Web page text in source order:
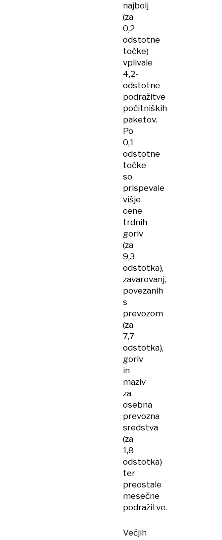
najbolj
(za
0,2
odstotne
točke)
vplivale
4,2-
odstotne
podražitve
počitniških
paketov.
Po
0,1
odstotne
točke
so
prispevale
višje
cene
trdnih
goriv
(za
9,3
odstotka),
zavarovanj,
povezanih
s
prevozom
(za
7,7
odstotka),
goriv
in
maziv
za
osebna
prevozna
sredstva
(za
1,8
odstotka)
ter
preostale
mesečne
podražitve.
Večjih